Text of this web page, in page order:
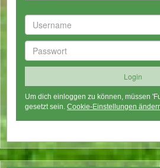
Um dich einloggen zu können, müssen
gesetzt sein. Cookie-Einstellungen